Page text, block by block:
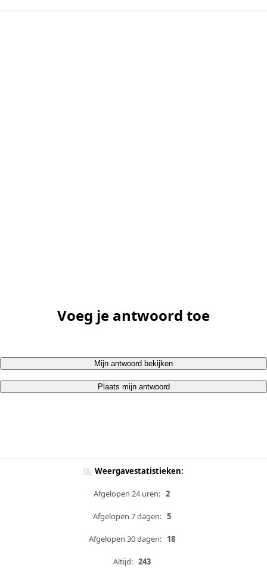
Voeg je antwoord toe
Mijn antwoord bekijken
Plaats mijn antwoord
Weergavestatistieken:
Afgelopen 24 uren: 2
Afgelopen 7 dagen: 5
Afgelopen 30 dagen: 18
Altijd: 243